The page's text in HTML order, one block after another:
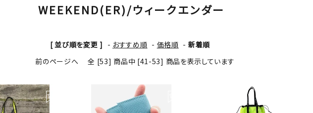
テント・タープ
アウトドアスパイス
テント・タープ
WEEKEND(ER)/ウィークエンダー
[ 並び順を変更 ] - おすすめ順 - 価格順 - 新着順
前のページへ
全 [53] 商品中 [41-53] 商品を表示しています